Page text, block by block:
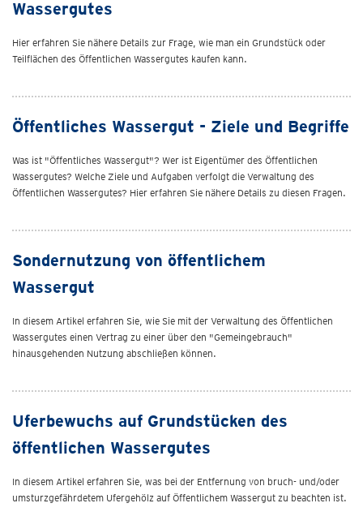
Wassergutes
Hier erfahren Sie nähere Details zur Frage, wie man ein Grundstück oder
Teilflächen des Öffentlichen Wassergutes kaufen kann.
Öffentliches Wassergut - Ziele und Begriffe
Was ist "Öffentliches Wassergut"? Wer ist Eigentümer des Öffentlichen
Wassergutes? Welche Ziele und Aufgaben verfolgt die Verwaltung des
Öffentlichen Wassergutes? Hier erfahren Sie nähere Details zu diesen Fragen.
Sondernutzung von öffentlichem
Wassergut
In diesem Artikel erfahren Sie, wie Sie mit der Verwaltung des Öffentlichen
Wassergutes einen Vertrag zu einer über den "Gemeingebrauch"
hinausgehenden Nutzung abschließen können.
Uferbewuchs auf Grundstücken des
öffentlichen Wassergutes
In diesem Artikel erfahren Sie, was bei der Entfernung von bruch- und/oder
umsturzgefährdetem Ufergehölz auf Öffentlichem Wassergut zu beachten ist.